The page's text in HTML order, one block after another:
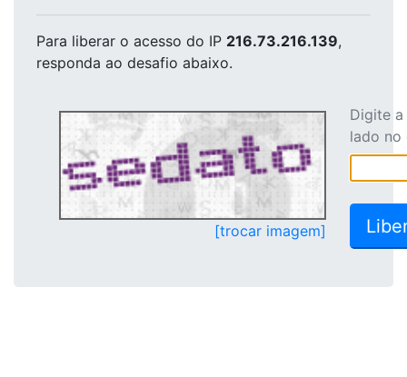
Para liberar o acesso do IP 216.73.216.139,
responda ao desafio abaixo.
[trocar imagem]
Digite
lado no